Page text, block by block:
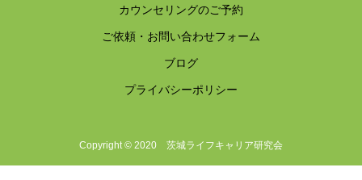
カウンセリングのご予約
ご依頼・お問い合わせフォーム
ブログ
プライバシーポリシー
Copyright © 2020 茨城ライフキャリア研究会